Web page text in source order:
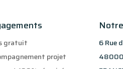
gratuit
projet
6 Rue